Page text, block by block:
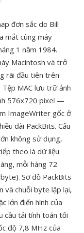
đơn sắc do Bill
mắt cùng máy
1 năm 1984.
Macintosh và trở
rãi đầu tiên trên
MAC lưu trữ ảnh
576x720 pixel —
ImageWriter gốc ở
dài PackBits. Cấu
không sử dụng,
theo là dữ liệu
mỗi hàng 72
Sơ đồ PackBits
và chuỗi byte lặp lại,
lớn điển hình của
cầu tải tính toán tối
độ 7,8 MHz của